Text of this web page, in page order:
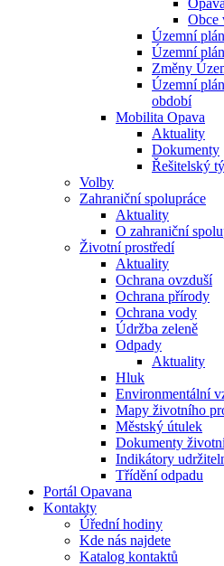
Obce
Územní
Územní
Změny
Územní
období
Mobilita Opava
Aktuality
Dokumenty
Řešitelský
Volby
Zahraniční spolupráce
Aktuality
O zahraniční
Životní prostředí
Aktuality
Ochrana ovzduší
Ochrana přírody
Ochrana vody
Údržba zeleně
Odpady
Aktuality
Hluk
Environmentální
Mapy životního
Městský útulek
Dokumenty
Indikátory
Třídění odpadu
Portál Opavana
Kontakty
Úřední hodiny
Kde nás najdete
Katalog kontaktů